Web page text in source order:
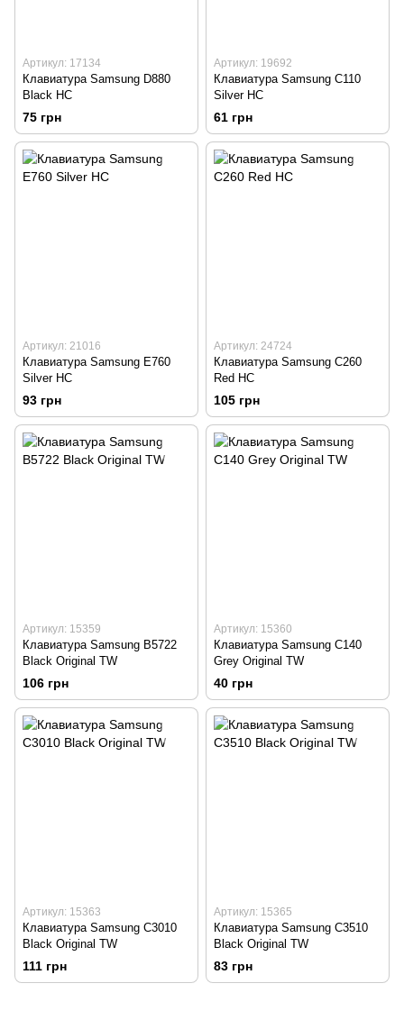
Артикул: 17134
Клавиатура Samsung D880
Black HC
75 грн
Артикул: 19692
Клавиатура Samsung C110
Silver HC
61 грн
Артикул: 21016
Клавиатура Samsung E760
Silver HC
93 грн
Артикул: 24724
Клавиатура Samsung C260
Red HC
105 грн
Артикул: 15359
Клавиатура Samsung B5722
Black Original TW
106 грн
Артикул: 15360
Клавиатура Samsung C140
Grey Original TW
40 грн
Артикул: 15363
Клавиатура Samsung C3010
Black Original TW
111 грн
Артикул: 15365
Клавиатура Samsung C3510
Black Original TW
83 грн